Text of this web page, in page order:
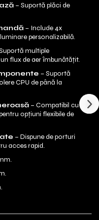
– Suportă plăci de
– Include 4x
personalizabilă.
multiple
flux de aer îmbunătățit.
– Suportă
CPU de până la
– Compatibil cu
pentru opțiuni flexibile de
– Dispune de porturi
acces rapid.